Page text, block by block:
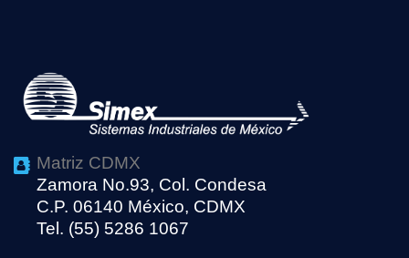
Matriz CDMX
Zamora No.93, Col. Condesa
C.P. 06140 México, CDMX
Tel. (55) 5286 1067